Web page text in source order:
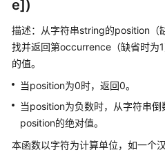
关
键
据
类
型
e])
描述：从字符串string的position（
找并返回第occurrence（缺省时为
的值。
当position为0时，返回0。
当position为负数时，从字符串
position的绝对值。
本函数以字符为计算单位，如一个